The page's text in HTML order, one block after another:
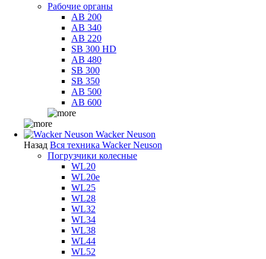
Рабочие органы
AB 200
AB 340
AB 220
SB 300 HD
AB 480
SB 300
SB 350
AB 500
AB 600
Wacker Neuson
Назад Вся техника Wacker Neuson
Погрузчики колесные
WL20
WL20e
WL25
WL28
WL32
WL34
WL38
WL44
WL52